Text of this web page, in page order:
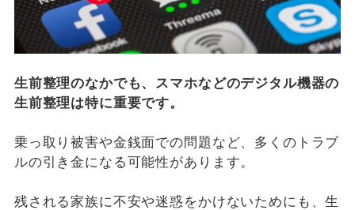
生前整理のなかでも、スマホなどのデジタル機器の
生前整理は特に重要です。
乗っ取り被害や金銭面での問題など、多くのトラブ
ルの引き金になる可能性があります。
残される家族に不安や迷惑をかけないためにも、生